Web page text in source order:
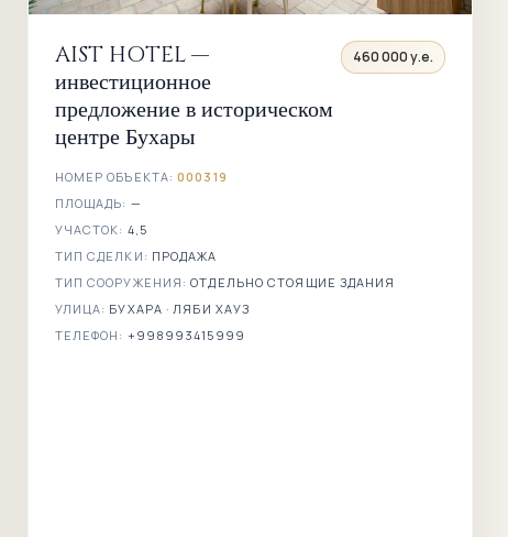
AIST HOTEL —
инвестиционное
предложение в историческом
центре Бухары
460 000 у.е.
НОМЕР ОБЪЕКТА:000319
ПЛОЩАДЬ: —
УЧАСТОК: 4,5
ТИП СДЕЛКИ: ПРОДАЖА
ТИП СООРУЖЕНИЯ:ОТДЕЛЬНО СТОЯЩИЕ ЗДАНИЯ
УЛИЦА: БУХАРА · ЛЯБИ ХАУЗ
ТЕЛЕФОН: +998993415999